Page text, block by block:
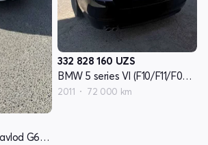
BMW 5 series VIII - avlod G60/G61/G68
332 828 160 UZS
BMW 5 series VI (F10/F11/F07) - avlod
2011 72 000 km